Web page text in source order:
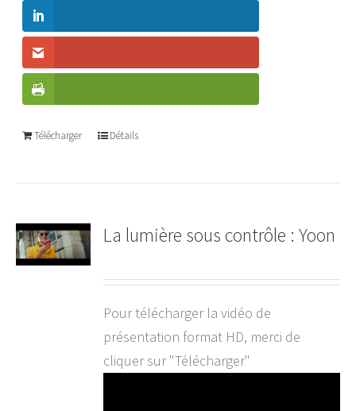
Télécharger Détails
La lumière sous contrôle : Yoon
Pour télécharger la vidéo de
présentation format HD, merci de
cliquer sur "Télécharger"